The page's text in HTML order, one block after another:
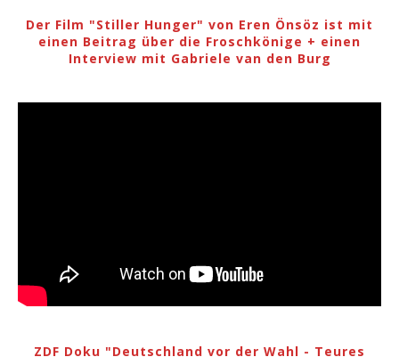
Der Film "Stiller Hunger" von Eren Önsöz ist mit
einen Beitrag über die Froschkönige + einen
Interview mit Gabriele van den Burg
ZDF Doku "Deutschland vor der Wahl - Teures